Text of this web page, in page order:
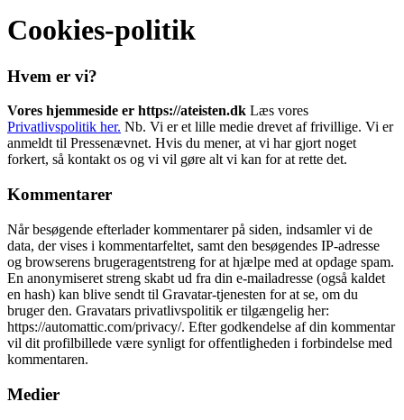
Cookies-politik
Hvem er vi?
Vores hjemmeside er https://ateisten.dk Læs vores
Privatlivspolitik her. Nb. Vi er et lille medie drevet af frivillige. Vi er
anmeldt til Pressenævnet. Hvis du mener, at vi har gjort noget
forkert, så kontakt os og vi vil gøre alt vi kan for at rette det.
Kommentarer
Når besøgende efterlader kommentarer på siden, indsamler vi de
data, der vises i kommentarfeltet, samt den besøgendes IP-adresse
og browserens brugeragentstreng for at hjælpe med at opdage spam.
En anonymiseret streng skabt ud fra din e-mailadresse (også kaldet
en hash) kan blive sendt til Gravatar-tjenesten for at se, om du
bruger den. Gravatars privatlivspolitik er tilgængelig her:
https://automattic.com/privacy/. Efter godkendelse af din kommentar
vil dit profilbillede være synligt for offentligheden i forbindelse med
kommentaren.
Medier